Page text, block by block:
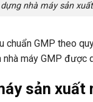
nhà máy sản
GMP theo
máy GMP được
sản xuất